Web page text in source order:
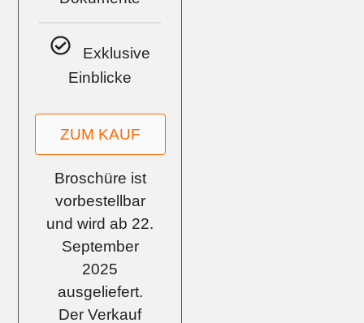
Exklusive
Einblicke
ZUM KAUF
Broschüre ist
vorbestellbar
und wird ab 22.
September
2025
ausgeliefert.
Der Verkauf